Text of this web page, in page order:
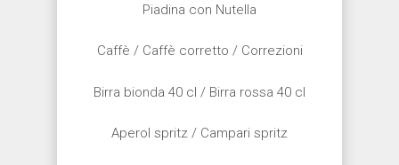
Piadina con Nutella
Caffè / Caffè corretto / Correzioni
Birra bionda 40 cl / Birra rossa 40 cl
Aperol spritz / Campari spritz